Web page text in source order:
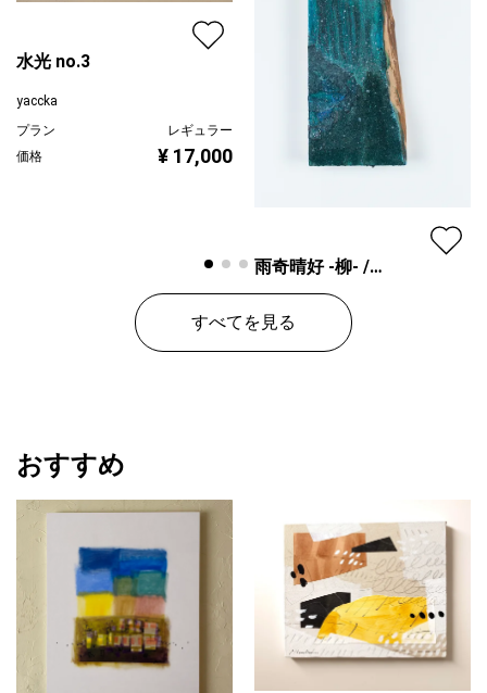
水光 no.3
yaccka
プラン
レギュラー
価格
¥ 17,000
雨奇晴好 -柳- /
Ukiseikou
プラン
すべてを見る
おすすめ